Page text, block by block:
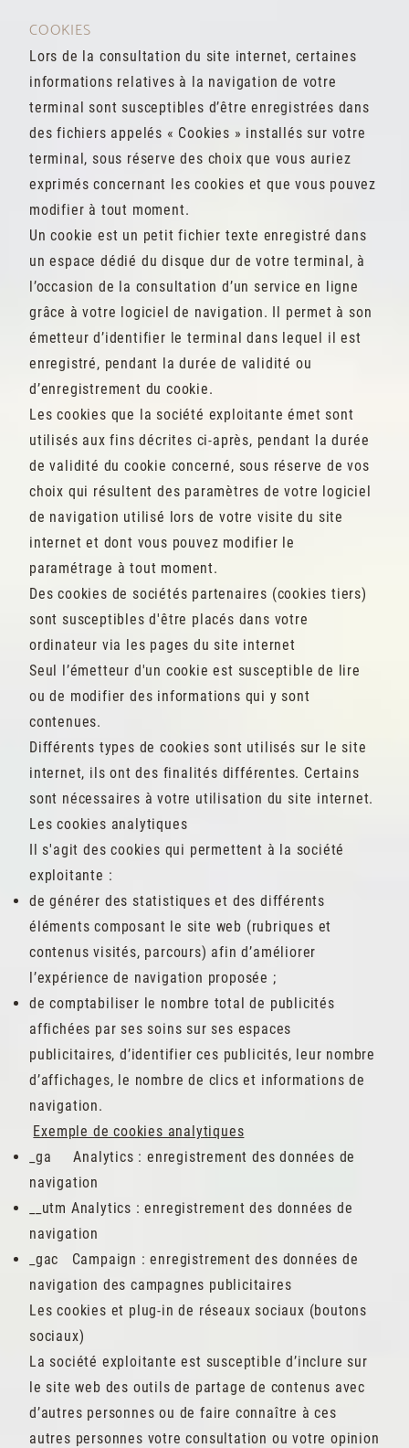
COOKIES
Lors de la consultation du site internet, certaines
informations relatives à la navigation de votre
terminal sont susceptibles d’être enregistrées dans
des fichiers appelés « Cookies » installés sur votre
terminal, sous réserve des choix que vous auriez
exprimés concernant les cookies et que vous pouvez
modifier à tout moment.
Un cookie est un petit fichier texte enregistré dans
un espace dédié du disque dur de votre terminal, à
l’occasion de la consultation d’un service en ligne
grâce à votre logiciel de navigation. Il permet à son
émetteur d’identifier le terminal dans lequel il est
enregistré, pendant la durée de validité ou
d’enregistrement du cookie.
Les cookies que la société exploitante émet sont
utilisés aux fins décrites ci-après, pendant la durée
de validité du cookie concerné, sous réserve de vos
choix qui résultent des paramètres de votre logiciel
de navigation utilisé lors de votre visite du site
internet et dont vous pouvez modifier le
paramétrage à tout moment.
Des cookies de sociétés partenaires (cookies tiers)
sont susceptibles d'être placés dans votre
ordinateur via les pages du site internet
Seul l’émetteur d'un cookie est susceptible de lire
ou de modifier des informations qui y sont
contenues.
Différents types de cookies sont utilisés sur le site
internet, ils ont des finalités différentes. Certains
sont nécessaires à votre utilisation du site internet.
Les cookies analytiques
Il s'agit des cookies qui permettent à la société
exploitante :
de générer des statistiques et des différents
éléments composant le site web (rubriques et
contenus visités, parcours) afin d’améliorer
l’expérience de navigation proposée ;
de comptabiliser le nombre total de publicités
affichées par ses soins sur ses espaces
publicitaires, d’identifier ces publicités, leur nombre
d’affichages, le nombre de clics et informations de
navigation.
Exemple de cookies analytiques
_ga Analytics : enregistrement des données de
navigation
__utm Analytics : enregistrement des données de
navigation
_gac Campaign : enregistrement des données de
navigation des campagnes publicitaires
Les cookies et plug-in de réseaux sociaux (boutons
sociaux)
La société exploitante est susceptible d’inclure sur
le site web des outils de partage de contenus avec
d’autres personnes ou de faire connaître à ces
autres personnes votre consultation ou votre opinion